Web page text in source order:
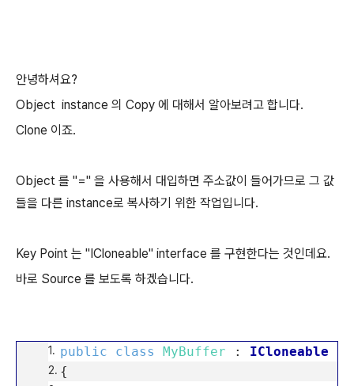
안녕하셔요?
Object instance 의 Copy 에 대해서 알아보려고 합니다.
Clone 이죠.
Object 를 "=" 을 사용해서 대입하면 주소값이 들어가므로 그 값
들을 다른 instance로 복사하기 위한 작업입니다.
Key Point 는 "ICloneable" interface 를 구현한다는 것인데요.
바로 Source 를 보도록 하겠습니다.
public class MyBuffer : ICloneable
{